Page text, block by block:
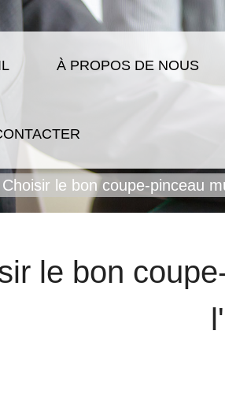
À PROPOS DE NOUS
Choisir le bon coupe-pinceau
le bon